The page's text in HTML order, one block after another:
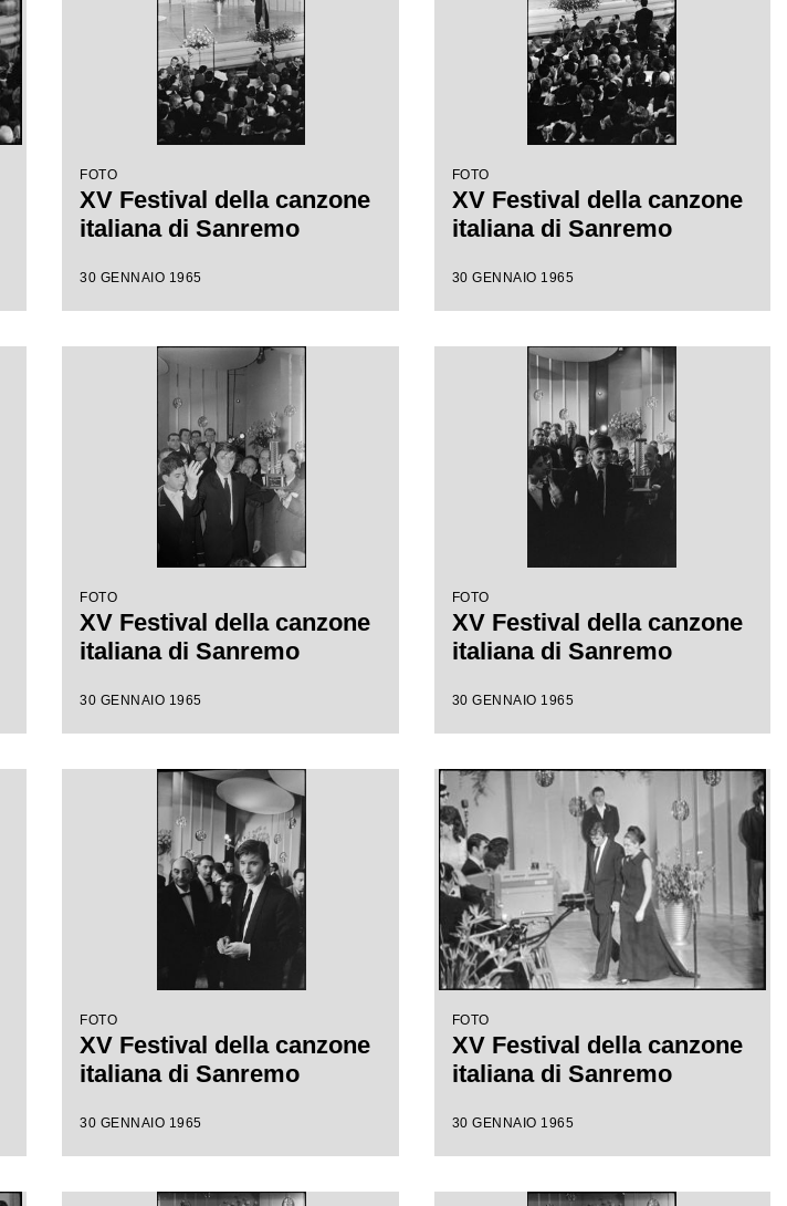
FOTO
XV Festival della canzone
italiana di Sanremo
30 GENNAIO 1965
FOTO
XV Festival della canzone
italiana di Sanremo
30 GENNAIO 1965
FOTO
XV Festival della canzone
italiana di Sanremo
30 GENNAIO 1965
FOTO
XV Festival della canzone
italiana di Sanremo
30 GENNAIO 1965
FOTO
XV Festival della canzone
italiana di Sanremo
30 GENNAIO 1965
FOTO
XV Festival della canzone
italiana di Sanremo
30 GENNAIO 1965